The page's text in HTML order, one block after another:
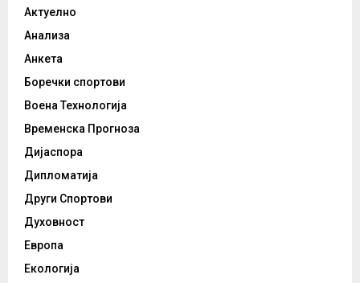
Актуелно
Анализа
Анкета
Боречки спортови
Воена Технологија
Временска Прогноза
Дијаспора
Дипломатија
Други Спортови
Духовност
Европа
Екологија